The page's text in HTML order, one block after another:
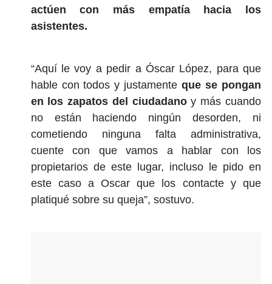
actúen con más empatía hacia los
asistentes.
“Aquí le voy a pedir a Óscar López, para que
hable con todos y justamenteque se pongan
en los zapatos del ciudadanoy más cuando
no están haciendo ningún desorden, ni
cometiendo ninguna falta administrativa,
cuente con que vamos a hablar con los
propietarios de este lugar, incluso le pido en
este caso a Oscar que los contacte y que
platiqué sobre su queja”, sostuvo.